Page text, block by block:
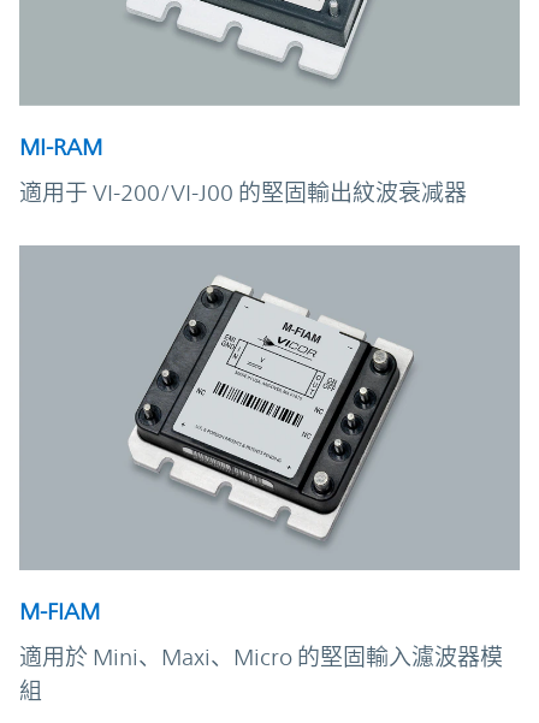
MI-RAM
適用于 VI-200/VI-J00 的堅固輸出紋波衰减器
M-FIAM
適用於 Mini、Maxi、Micro 的堅固輸入濾波器模
組